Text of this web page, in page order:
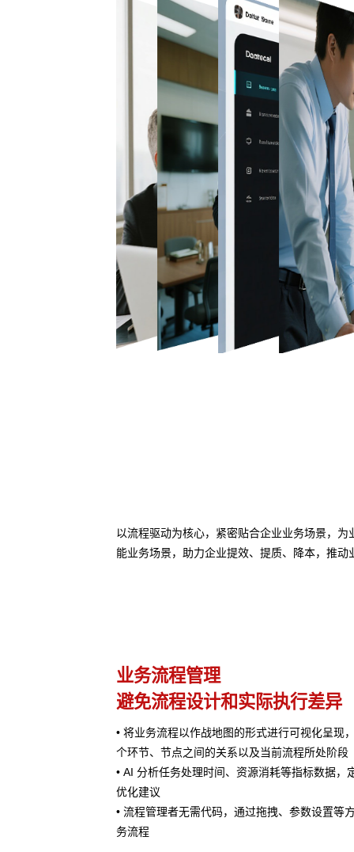
以流程驱动为核心，紧密贴合企业业务场景，
能业务场景，助力企业提效、提质、降本，推动
业务流程管理
避免流程设计和实际执行差异
• 将业务流程以作战地图的形式进行可视化呈现
个环节、节点之间的关系以及当前流程所处阶段
• AI 分析任务处理时间、资源消耗等指标数据，
优化建议
• 流程管理者无需代码，通过拖拽、参数设置等
务流程